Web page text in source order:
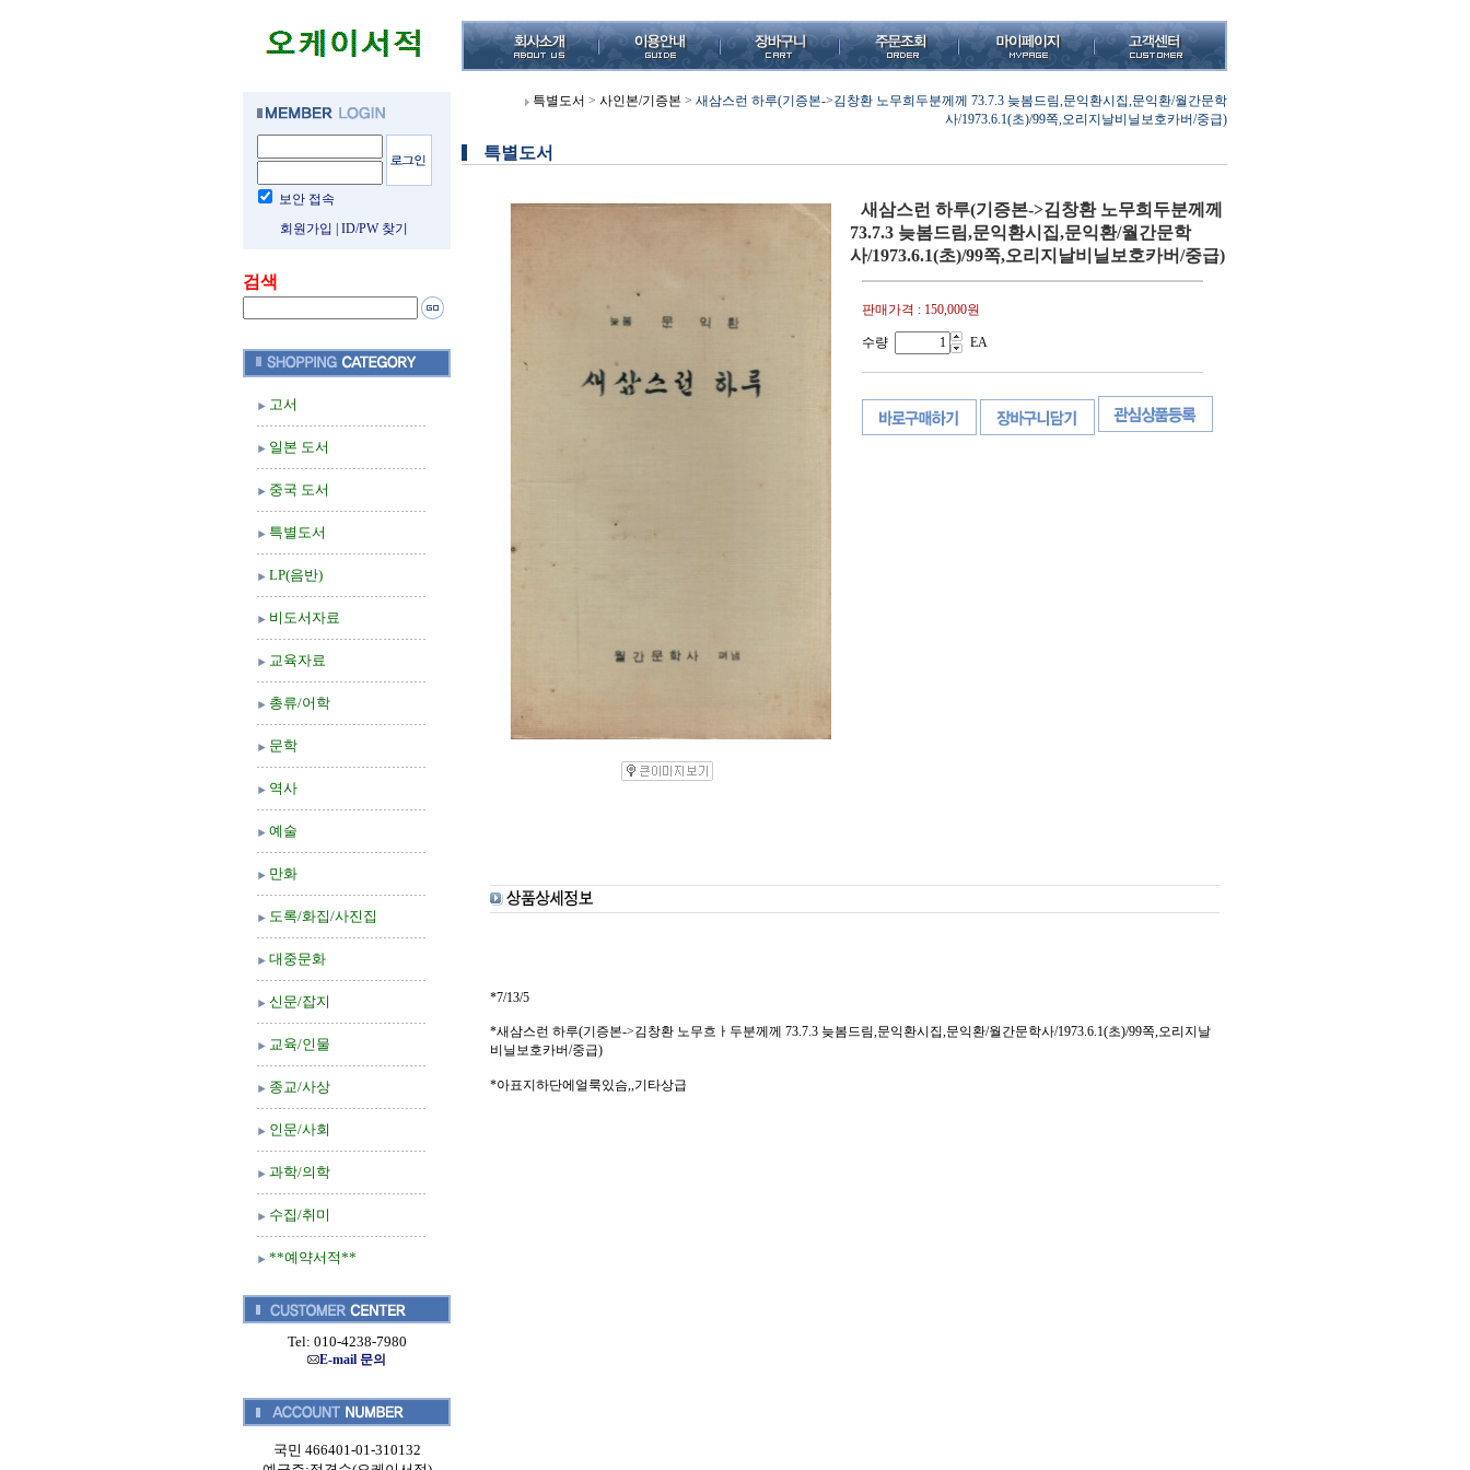
보안 접속
회원가입
ID/PW 찾기
검색
고서
일본 도서
중국 도서
특별도서
LP(음반)
비도서자료
교육자료
총류/어학
문학
역사
예술
만화
도록/화집/사진집
대중문화
신문/잡지
교육/인물
종교/사상
인문/사회
과학/의학
수집/취미
**예약서적**
Tel: 010-4238-7980
E-mail 문의
국민 466401-01-310132
특별도서 > 사인본/기증본 > 새삼스런 하루(기증본->김창환 노무희두분께께 73.7.3 늦봄드림,문익환시집,문익환/월간문학
사/1973.6.1(초)/99쪽,오리지날비닐보호카버/중급)
특별도서
새삼스런 하루(기증본->김창환 노무희두분께께
73.7.3 늦봄드림,문익환시집,문익환/월간문학
사/1973.6.1(초)/99쪽,오리지날비닐보호카버/중급)
판매가격 : 150,000원
수량 EA
*7/13/5
*새삼스런 하루(기증본->김창환 노무흐ㅏ두분께께 73.7.3 늦봄드림,문익환시집,문익환/월간문학사/1973.6.1(초)/99쪽,오리지날
비닐보호카버/중급)
*아표지하단에얼룩있슴,,기타상급